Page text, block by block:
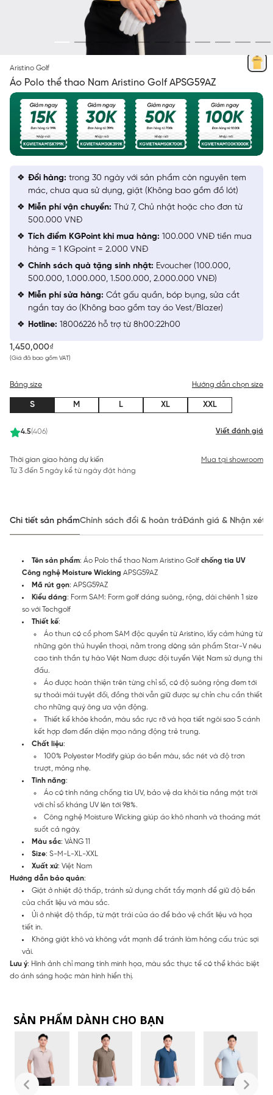
Aristino Golf
Áo Polo thể thao Nam Aristino Golf APSG59AZ
1,450,000₫
(Giá đã bao gồm VAT)
4.5(406) Viết đánh giá
Bảng size Hướng dẫn chọn size
S M L XL XXL
Thời gian giao hàng dự kiến
Từ 3 đến 5 ngày kể từ ngày đặt hàng
Mua tại showroom
Đổi hàng: trong 30 ngày với sản phẩm còn nguyên tem
mác, chưa qua sử dụng, giặt (Không bao gồm đồ lót)
Miễn phí vận chuyển: Thứ 7, Chủ nhật hoặc cho đơn từ
500.000 VNĐ
Tích điểm KGPoint khi mua hàng: 100.000 VNĐ tiền mua
hàng = 1 KGpoint = 2.000 VNĐ
Chính sách quà tặng sinh nhật: Evoucher (100.000,
500.000, 1.000.000, 1.500.000, 2.000.000 VNĐ)
Miễn phí sửa hàng: Cắt gấu quần, bóp bụng, sửa cắt
ngắn tay áo (Không bao gồm tay áo Vest/Blazer)
Hotline: 18006226 hỗ trợ từ 8h00:22h00
Chi tiết sản phẩmChính sách đổi & hoàn trảĐánh giá & Nhận xét
Tên sản phẩm: Áo Polo thể thao Nam Aristino Golf chống tia UV
Công nghệ Moisture Wicking APSG59AZ
Mã rút gọn: APSG59AZ
Kiểu dáng: Form SAM: Form golf dáng suông, rộng, dài chênh 1 size
so với Techgolf
Thiết kế:
Áo thun có cổ phom SAM độc quyền từ Aristino, lấy cảm hứng từ
những gôn thủ huyền thoại, nằm trong dòng sản phẩm Star-V nêu
cao tinh thần tự hào Việt Nam được đội tuyển Việt Nam sử dụng thi
đấu.
Áo được hoàn thiện trên từng chỉ số, có độ suông rộng đem tới
sự thoải mái tuyệt đối, đồng thời vẫn giữ được sự chỉn chu cần thiết
cho những quý ông ưa vận động.
Thiết kế khỏe khoắn, màu sắc rực rỡ và họa tiết ngôi sao 5 cánh
kết hợp đem đến diện mạo năng động trẻ trung.
Chất liệu:
100% Polyester Modify giúp áo bền màu, sắc nét và độ trơn
trượt, mỏng nhẹ.
Tính năng:
Áo có tính năng chống tia UV, bảo vệ da khỏi tia nắng mặt trời
với chỉ số kháng UV lên tới 98%.
Công nghệ Moisture Wicking giúp áo khô nhanh và thoáng mát
suốt cả ngày.
Màu sắc: VÀNG 11
Size: S-M-L-XL-XXL
Xuất xứ: Việt Nam
Hướng dẫn bảo quản:
Giặt ở nhiệt độ thấp, tránh sử dụng chất tẩy mạnh để giữ độ bền
của chất liệu và màu sắc.
Ủi ở nhiệt độ thấp, từ mặt trái của áo để bảo vệ chất liệu và họa
tiết in.
Không giặt khô và không vắt mạnh để tránh làm hỏng cấu trúc sợi
vải.
Lưu ý: Hình ảnh chỉ mang tính minh họa, màu sắc thực tế có thể khác biệt
do ánh sáng hoặc màn hình hiển thị.
SẢN PHẨM DÀNH CHO BẠN